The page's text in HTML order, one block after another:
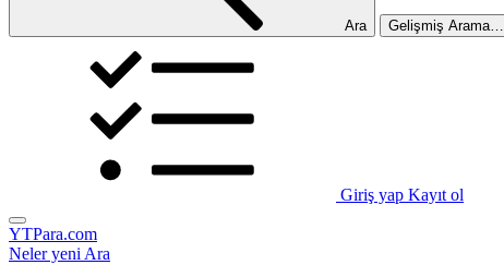
Ara Gelişmiş Arama…
Giriş yap Kayıt ol
YTPara.com
Neler yeniAra